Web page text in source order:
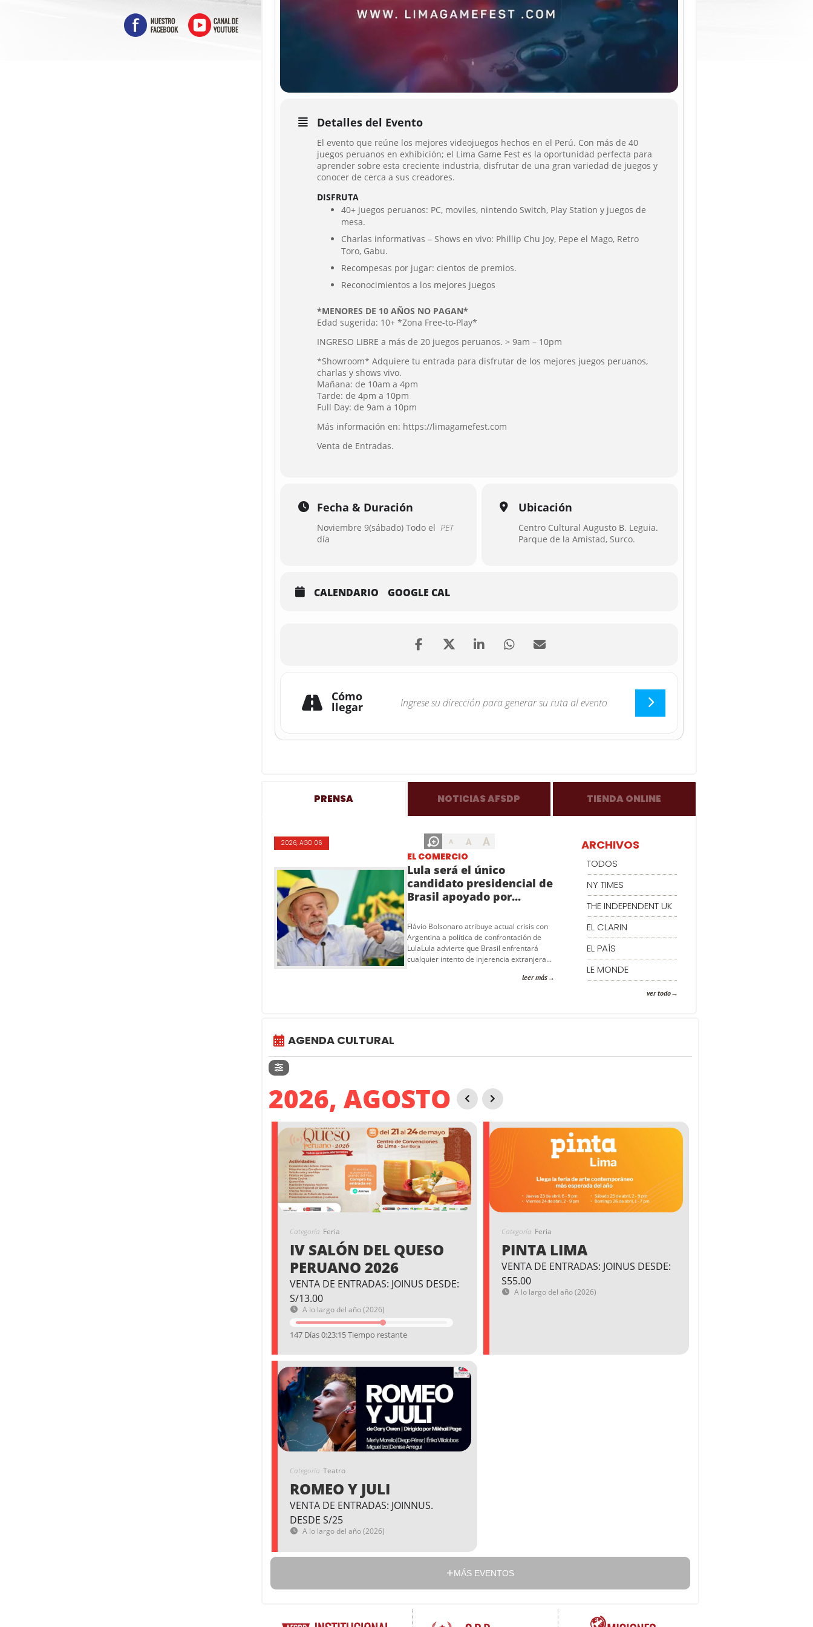
Detalles del Evento
El evento que reúne los mejores videojuegos hechos en el Perú. Con más de 40
juegos peruanos en exhibición; el Lima Game Fest es la oportunidad perfecta para
aprender sobre esta creciente industria, disfrutar de una gran variedad de juegos y
conocer de cerca a sus creadores.
DISFRUTA
40+ juegos peruanos: PC, moviles, nintendo Switch, Play Station y juegos de
mesa.
Charlas informativas – Shows en vivo: Phillip Chu Joy, Pepe el Mago, Retro
Toro, Gabu.
Recompesas por jugar: cientos de premios.
Reconocimientos a los mejores juegos
*MENORES DE 10 AÑOS NO PAGAN*
Edad sugerida: 10+ *Zona Free-to-Play*
INGRESO LIBRE a más de 20 juegos peruanos. > 9am – 10pm
*Showroom* Adquiere tu entrada para disfrutar de los mejores juegos peruanos,
charlas y shows vivo.
Mañana: de 10am a 4pm
Tarde: de 4pm a 10pm
Full Day: de 9am a 10pm
Más información en: https://limagamefest.com
Venta de Entradas.
Fecha & Duración
Noviembre 9(sábado) Todo el
día
PET
Ubicación
Centro Cultural Augusto B. Leguia.
Parque de la Amistad, Surco.
CALENDARIO GOOGLE CAL
Cómo
llegar
PRENSA NOTICIAS AFSDP TIENDA ONLINE
A A A
2026, AGO 06
EL COMERCIO
Lula será el único
candidato presidencial de
Brasil apoyado por...
Flávio Bolsonaro atribuye actual crisis con
Argentina a política de confrontación de
LulaLula advierte que Brasil enfrentará
cualquier intento de injerencia extranjera...
leer más
ARCHIVOS
TODOS
NY TIMES
THE INDEPENDENT UK
EL CLARIN
EL PAÍS
LE MONDE
ver todo
AGENDA CULTURAL
2026, AGOSTO
Categoría Feria
IV SALÓN DEL QUESO
PERUANO 2026
VENTA DE ENTRADAS: JOINUS DESDE:
S/13.00
A lo largo del año (2026)
147 Días 0:23:14 Tiempo restante
Categoría Feria
PINTA LIMA
VENTA DE ENTRADAS: JOINUS DESDE:
S55.00
A lo largo del año (2026)
Categoría Teatro
ROMEO Y JULI
VENTA DE ENTRADAS: JOINNUS.
DESDE S/25
A lo largo del año (2026)
MÁS EVENTOS